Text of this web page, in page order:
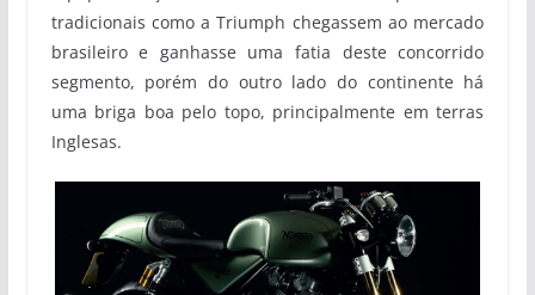
tradicionais como a Triumph chegassem ao mercado
brasileiro e ganhasse uma fatia deste concorrido
segmento, porém do outro lado do continente há
uma briga boa pelo topo, principalmente em terras
Inglesas.